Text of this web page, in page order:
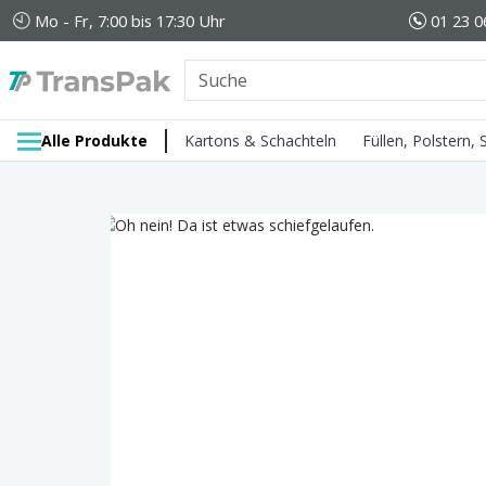
Mo - Fr, 7:00 bis 17:30 Uhr 01 23
Alle Produkte Kartons & Schachteln Füllen, Polstern,